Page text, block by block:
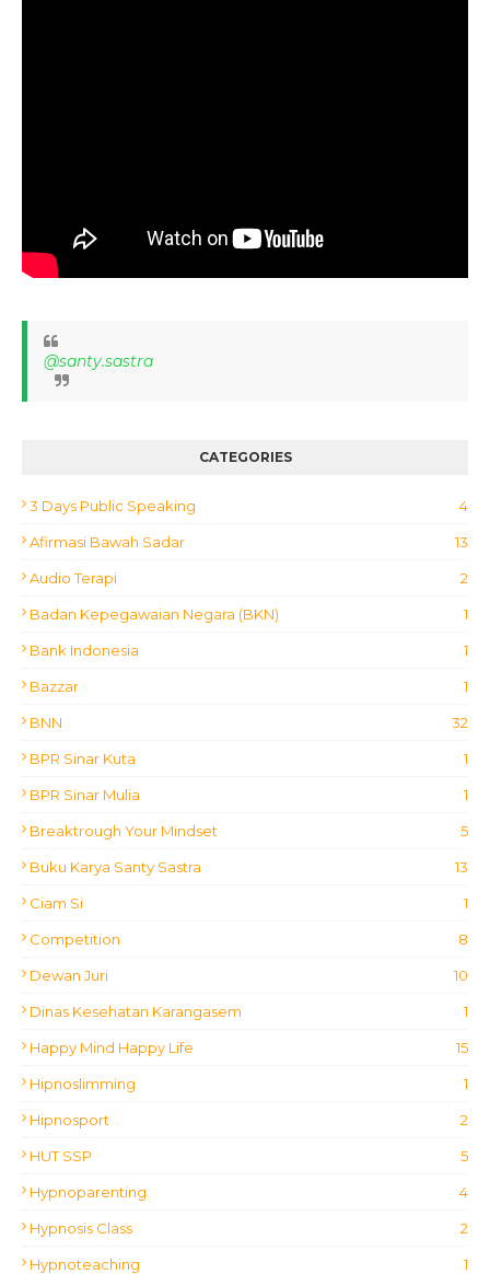
@santy.sastra
CATEGORIES
3 Days Public Speaking 4
Afirmasi Bawah Sadar 13
Audio Terapi 2
Badan Kepegawaian Negara (BKN) 1
Bank Indonesia 1
Bazzar 1
BNN 32
BPR Sinar Kuta 1
BPR Sinar Mulia 1
Breaktrough Your Mindset 5
Buku Karya Santy Sastra 13
Ciam Si 1
Competition 8
Dewan Juri 10
Dinas Kesehatan Karangasem 1
Happy Mind Happy Life 15
Hipnoslimming 1
Hipnosport 2
HUT SSP 5
Hypnoparenting 4
Hypnosis Class 2
Hypnoteaching 1